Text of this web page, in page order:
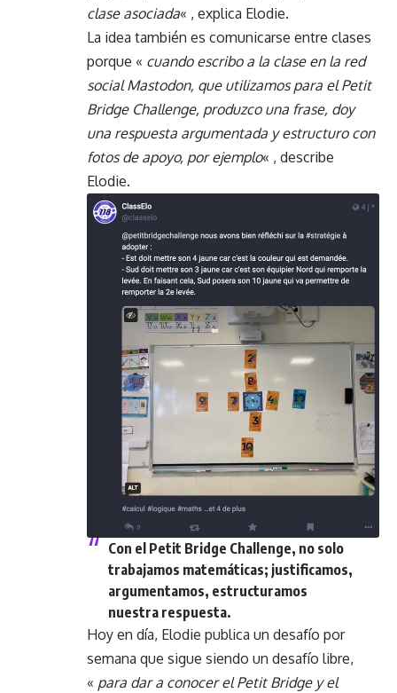
clase asociada« , explica Elodie.
La idea también es comunicarse entre clases
porque « cuando escribo a la clase en la red
social Mastodon, que utilizamos para el Petit
Bridge Challenge, produzco una frase, doy
una respuesta argumentada y estructuro con
fotos de apoyo, por ejemplo« , describe
Elodie.
Con el Petit Bridge Challenge, no solo
trabajamos matemáticas; justificamos,
argumentamos, estructuramos
nuestra respuesta.
Hoy en día, Elodie publica un desafío por
semana que sigue siendo un desafío libre,
« para dar a conocer el Petit Bridge y el